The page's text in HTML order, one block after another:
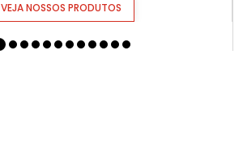
VEJA NOSSOS PRODUTOS